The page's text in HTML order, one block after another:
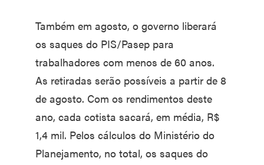
Também em agosto, o governo liberará
os saques do PIS/Pasep para
trabalhadores com menos de 60 anos.
As retiradas serão possíveis a partir de 8
de agosto. Com os rendimentos deste
ano, cada cotista sacará, em média, R$
1,4 mil. Pelos cálculos do Ministério do
Planejamento, no total, os saques do